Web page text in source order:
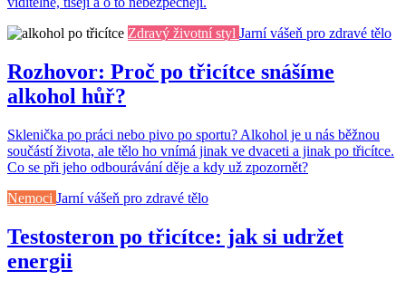
Zdravý životní styl Jarní vášeň pro zdravé tělo
Rozhovor: Proč po třicítce snášíme
alkohol hůř?
Sklenička po práci nebo pivo po sportu? Alkohol je u nás běžnou
součástí života, ale tělo ho vnímá jinak ve dvaceti a jinak po třicítce.
Co se při jeho odbourávání děje a kdy už zpozornět?
Nemoci Jarní vášeň pro zdravé tělo
Testosteron po třicítce: jak si udržet
energii